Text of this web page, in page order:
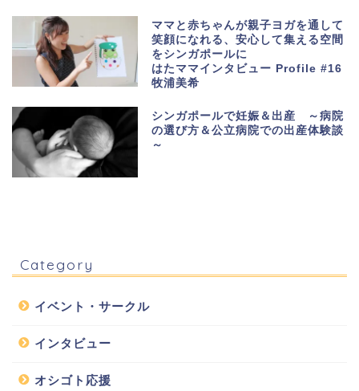
ママと赤ちゃんが親子ヨガを通して
笑顔になれる、安心して集える空間
をシンガポールに
はたママインタビュー Profile #16
牧浦美希
シンガポールで妊娠＆出産 ～病院
の選び方＆公立病院での出産体験談
～
Category
イベント・サークル
インタビュー
オシゴト応援